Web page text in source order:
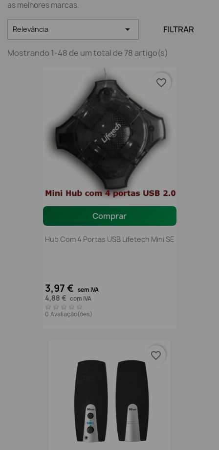
as melhores marcas.
Relevância  FILTRAR
Mostrando 1-48 de um total de 78 artigo(s)
Comprar
Hub Com 4 Portas USB Lifetech Mini SE
3,97 € sem IVA
4,88 € com IVA
0 Avaliação(ões)
favorite_border
favorite_border